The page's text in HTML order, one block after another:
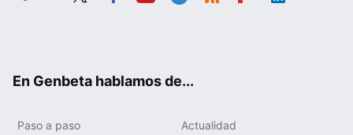
En Genbeta hablamos de...
Paso a paso Actualidad